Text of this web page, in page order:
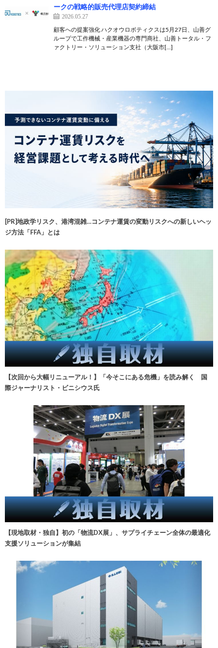
ークの戦略的販売代理店契約締結
2026.05.27
顧客への提案強化 ハクオウロボティクスは5月27日、山善グ
ループで工作機械・産業機器の専門商社、山善トータル・フ
ァクトリー・ソリューション支社（大阪市[…]
[PR]地政学リスク、港湾混雑…コンテナ運賃の変動リスクへの新しいヘッ
ジ方法「FFA」とは
【次回から大幅リニューアル！】「今そこにある危機」を読み解く 国
際ジャーナリスト・ビニシウス氏
【現地取材・独自】初の「物流DX展」、サプライチェーン全体の最適化
支援ソリューションが集結